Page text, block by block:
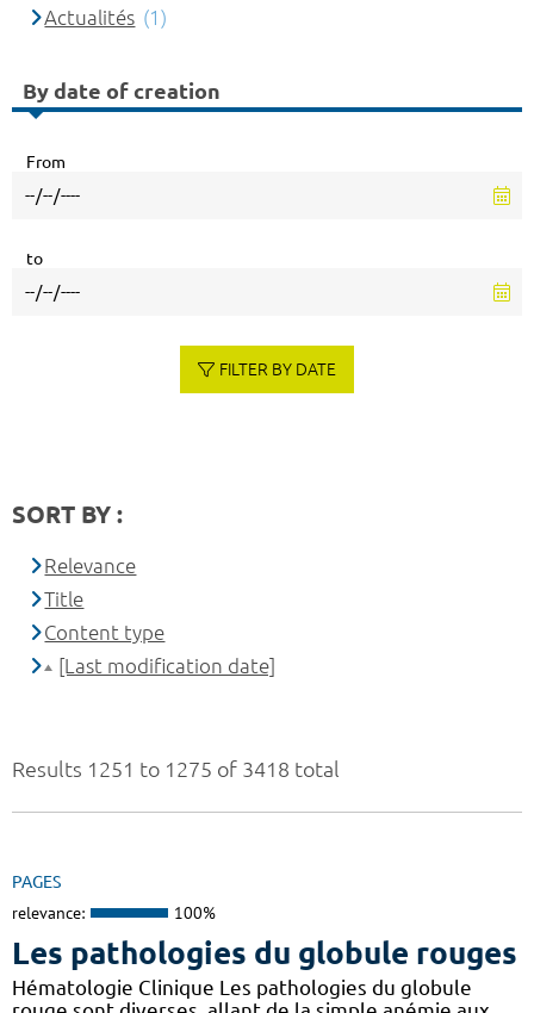
Results 1251 to 1275 of 3418 total
PAGES
relevance: 100%
Les pathologies du globule rouges
Hématologie Clinique Les pathologies du globule
Actualités (1)
By date of creation
From
to
FILTER BY DATE
SORT BY :
Relevance
Title
Content type
[Last modification date]